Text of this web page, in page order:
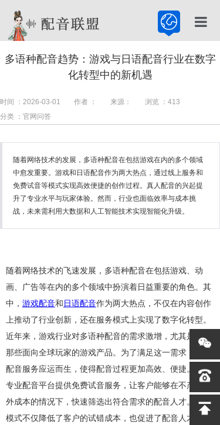
配音
多语种配音趋势：游戏与日语配音行业在数字
化转型中的新机遇
时间 ：2026-03-01 作者 ： 来源： 浏览 ： 413
分类 ：官网问答
随着网络技术的发展，多语种配音在包括游戏在内的多个领域
中愈发重要。游戏和日语配音作为两大热点，通过线上服务和
免费试音等模式实现高效便捷的创作过程。真人配音的兴起提
升了专业水平与玩家体验。然而，行业也面临效率与成本挑
战，未来需利用大数据和人工智能技术实现智能化升级。
随着网络技术的飞速发展，多语种配音在包括游戏、动
画、广告等在内的多个领域中扮演着日益重要的角色。其
中， 游戏配音和 日语配音作为两大热点，不仅在内容创作
上推动了行业创新，还在服务模式上实现了数字化转型。
近年来，游戏行业对多语种配音的需求激增，尤其是对于
那些面向全球玩家的游戏产品。为了满足这一需求，线上
配音服务应运而生，使得配音过程更加高效、便捷。许多
专业配音平台提供免费试音服务，让客户能够在不产生额
外成本的情况下，快速筛选出符合需求的配音人才。这种
模式不仅降低了客户的试错成本，也促进了配音人才的流